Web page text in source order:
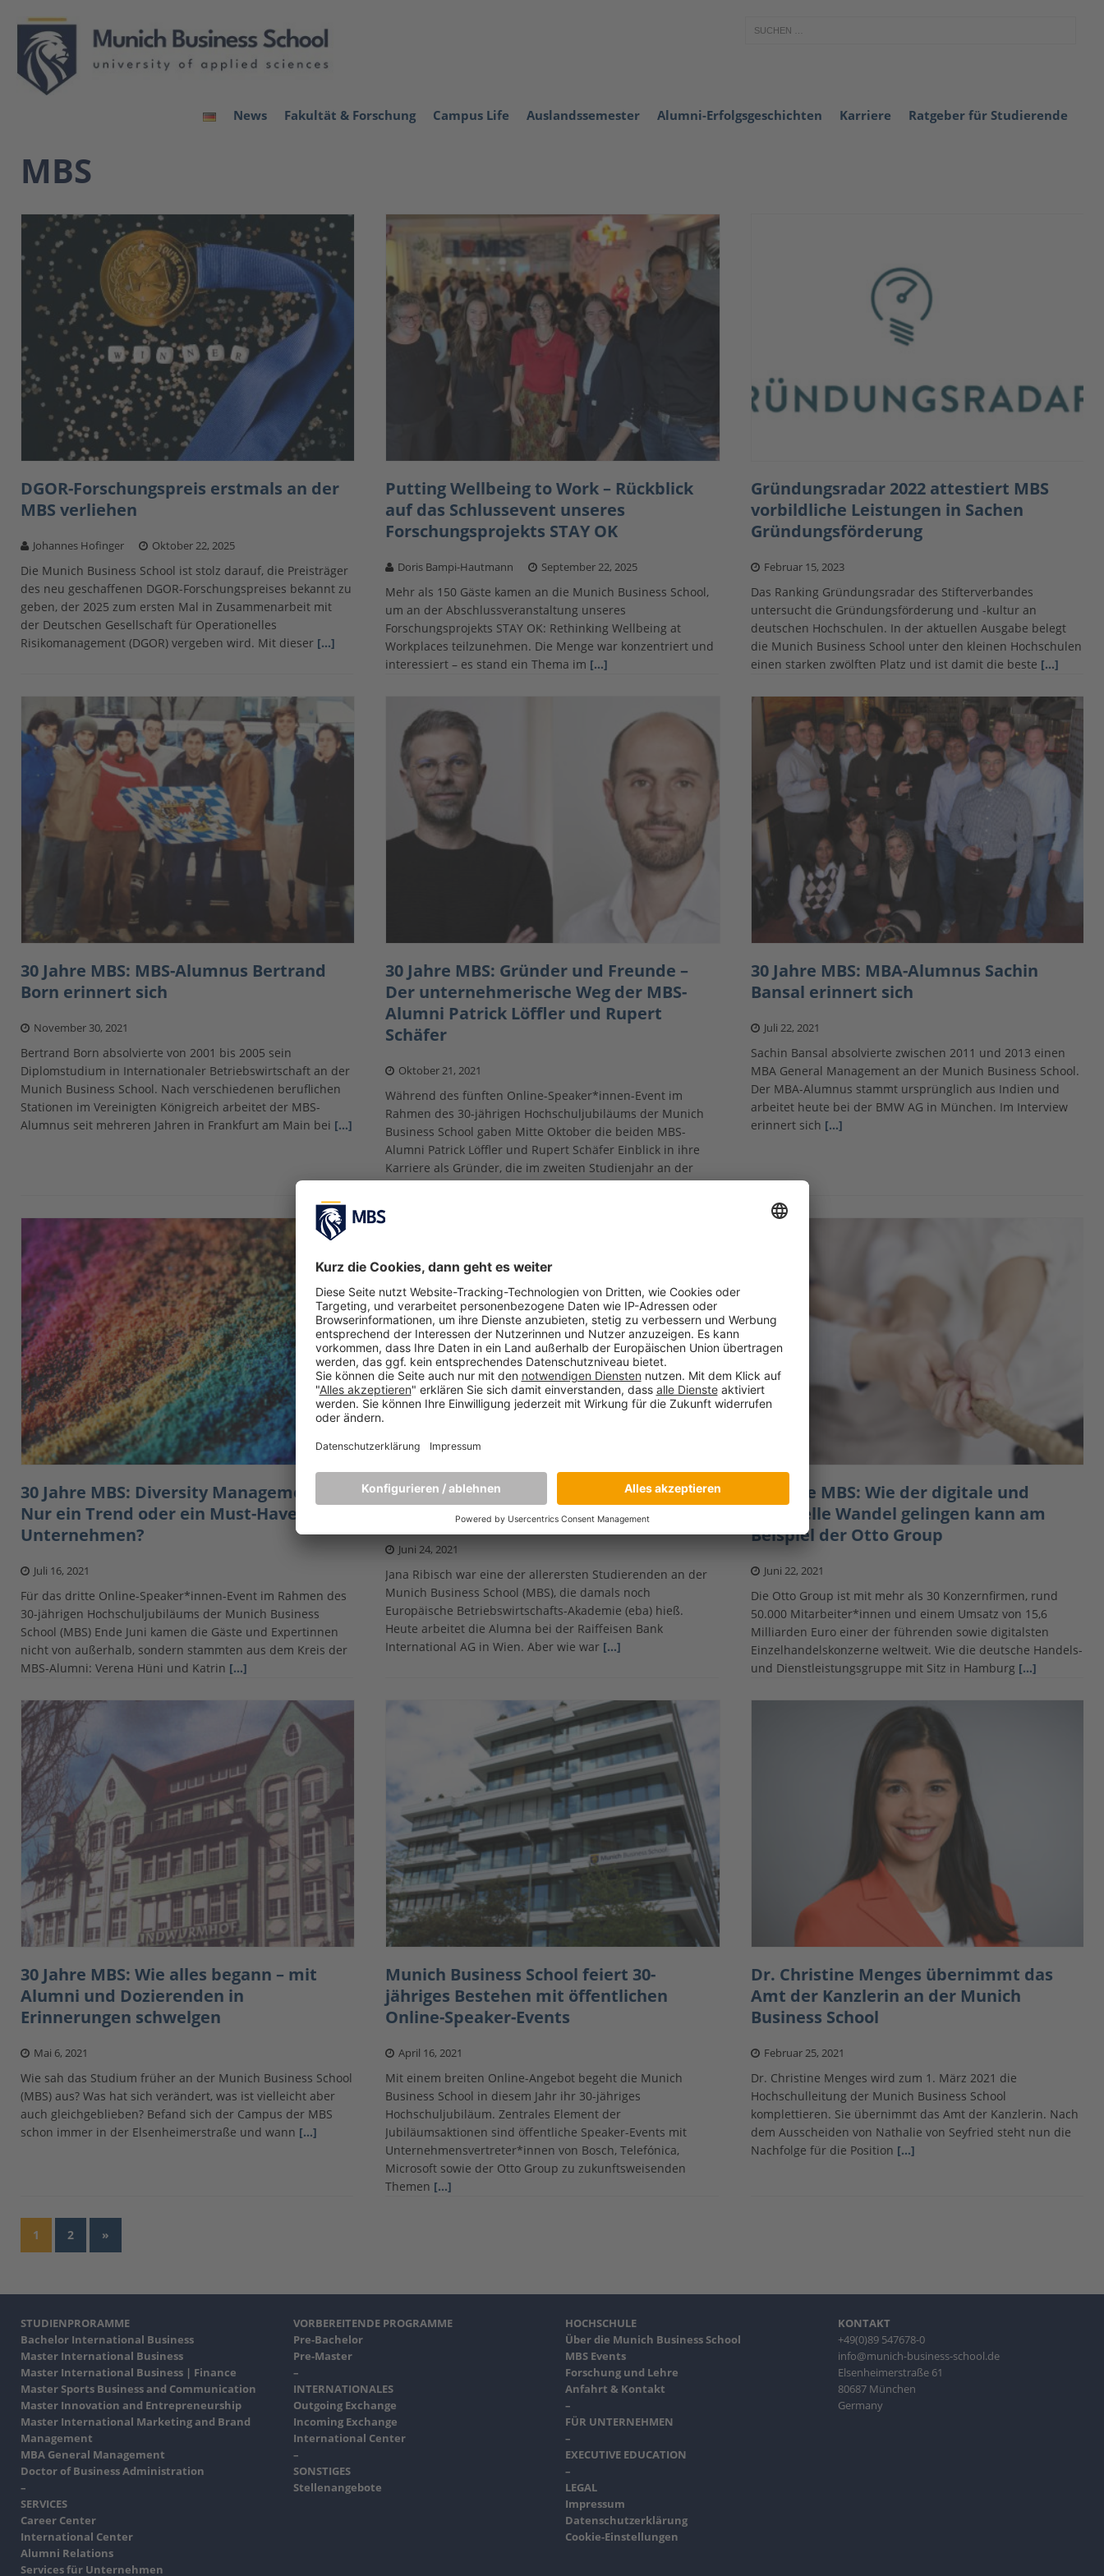
News Fakultät & Forschung Campus Life Auslandssemester Alumni-Erfolgsgeschichten Karriere Ratgeber für Studierende
MBS
DGOR-Forschungspreis erstmals an der
MBS verliehen
Johannes Hofinger Oktober 22, 2025
Die Munich Business School ist stolz darauf, die Preisträger
des neu geschaffenen DGOR-Forschungspreises bekannt zu
geben, der 2025 zum ersten Mal in Zusammenarbeit mit
der Deutschen Gesellschaft für Operationelles
Risikomanagement (DGOR) vergeben wird. Mit dieser […]
Putting Wellbeing to Work – Rückblick
auf das Schlussevent unseres
Forschungsprojekts STAY OK
Doris Bampi-Hautmann September 22, 2025
Mehr als 150 Gäste kamen an die Munich Business School,
um an der Abschlussveranstaltung unseres
Forschungsprojekts STAY OK: Rethinking Wellbeing at
Workplaces teilzunehmen. Die Menge war konzentriert und
interessiert – es stand ein Thema im […]
Gründungsradar 2022 attestiert MBS
vorbildliche Leistungen in Sachen
Gründungsförderung
Februar 15, 2023
Das Ranking Gründungsradar des Stifterverbandes
untersucht die Gründungsförderung und -kultur an
deutschen Hochschulen. In der aktuellen Ausgabe belegt
die Munich Business School unter den kleinen Hochschulen
einen starken zwölften Platz und ist damit die beste […]
30 Jahre MBS: MBS-Alumnus Bertrand
Born erinnert sich
November 30, 2021
Bertrand Born absolvierte von 2001 bis 2005 sein
Diplomstudium in Internationaler Betriebswirtschaft an der
Munich Business School. Nach verschiedenen beruflichen
Stationen im Vereinigten Königreich arbeitet der MBS-
Alumnus seit mehreren Jahren in Frankfurt am Main bei […]
30 Jahre MBS: Gründer und Freunde –
Der unternehmerische Weg der MBS-
Alumni Patrick Löffler und Rupert
Schäfer
Oktober 21, 2021
Während des fünften Online-Speaker*innen-Event im
Rahmen des 30-jährigen Hochschuljubiläums der Munich
Business School gaben Mitte Oktober die beiden MBS-
Alumni Patrick Löffler und Rupert Schäfer Einblick in ihre
Karriere als Gründer, die im zweiten Studienjahr an der
MBS[…]
30 Jahre MBS: MBA-Alumnus Sachin
Bansal erinnert sich
Juli 22, 2021
Sachin Bansal absolvierte zwischen 2011 und 2013 einen
MBA General Management an der Munich Business School.
Der MBA-Alumnus stammt ursprünglich aus Indien und
arbeitet heute bei der BMW AG in München. Im Interview
erinnert sich […]
30 Jahre MBS: Diversity Management –
Nur ein Trend oder ein Must-Have für
Unternehmen?
Juli 16, 2021
Für das dritte Online-Speaker*innen-Event im Rahmen des
30-jährigen Hochschuljubiläums der Munich Business
School (MBS) Ende Juni kamen die Gäste und Expertinnen
nicht von außerhalb, sondern stammten aus dem Kreis der
MBS-Alumni: Verena Hüni und Katrin […]
30 Jahre MBS: MBS-Alumna Jana Ribisch
erinnert sich
Juni 24, 2021
Jana Ribisch war eine der allerersten Studierenden an der
Munich Business School (MBS), die damals noch
Europäische Betriebswirtschafts-Akademie (eba) hieß.
Heute arbeitet die Alumna bei der Raiffeisen Bank
International AG in Wien. Aber wie war […]
30 Jahre MBS: Wie der digitale und
kulturelle Wandel gelingen kann am
Beispiel der Otto Group
Juni 22, 2021
Die Otto Group ist mit mehr als 30 Konzernfirmen, rund
50.000 Mitarbeiter*innen und einem Umsatz von 15,6
Milliarden Euro einer der führenden sowie digitalsten
Einzelhandelskonzerne weltweit. Wie die deutsche Handels-
und Dienstleistungsgruppe mit Sitz in Hamburg […]
30 Jahre MBS: Wie alles begann – mit
Alumni und Dozierenden in
Erinnerungen schwelgen
Mai 6, 2021
Wie sah das Studium früher an der Munich Business School
(MBS) aus? Was hat sich verändert, was ist vielleicht aber
auch gleichgeblieben? Befand sich der Campus der MBS
schon immer in der Elsenheimerstraße und wann […]
Munich Business School feiert 30-
jähriges Bestehen mit öffentlichen
Online-Speaker-Events
April 16, 2021
Mit einem breiten Online-Angebot begeht die Munich
Business School in diesem Jahr ihr 30-jähriges
Hochschuljubiläum. Zentrales Element der
Jubiläumsaktionen sind öffentliche Speaker-Events mit
Unternehmensvertreter*innen von Bosch, Telefónica,
Microsoft sowie der Otto Group zu zukunftsweisenden
Themen […]
Dr. Christine Menges übernimmt das
Amt der Kanzlerin an der Munich
Business School
Februar 25, 2021
Dr. Christine Menges wird zum 1. März 2021 die
Hochschulleitung der Munich Business School
komplettieren. Sie übernimmt das Amt der Kanzlerin. Nach
dem Ausscheiden von Nathalie von Seyfried steht nun die
Nachfolge für die Position […]
1 2 »
STUDIENPRORAMME
Bachelor International Business
Master International Business
Master International Business | Finance
Master Sports Business and Communication
Master Innovation and Entrepreneurship
Master International Marketing and Brand
Management
MBA General Management
Doctor of Business Administration
–
SERVICES
Career Center
International Center
Alumni Relations
Services für Unternehmen
VORBEREITENDE PROGRAMME
Pre-Bachelor
Pre-Master
–
INTERNATIONALES
Outgoing Exchange
Incoming Exchange
International Center
–
SONSTIGES
Stellenangebote
HOCHSCHULE
Über die Munich Business School
MBS Events
Forschung und Lehre
Anfahrt & Kontakt
–
FÜR UNTERNEHMEN
–
EXECUTIVE EDUCATION
–
LEGAL
Impressum
Datenschutzerklärung
Cookie-Einstellungen
KONTAKT
+49(0)89 547678-0
info@munich-business-school.de
Elsenheimerstraße 61
80687 München
Germany